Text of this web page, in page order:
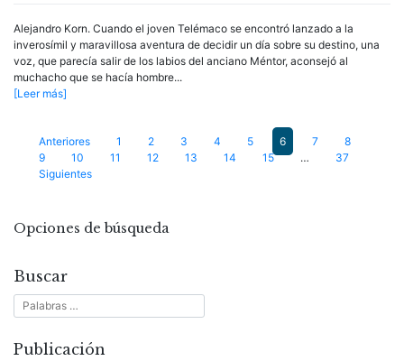
Alejandro Korn. Cuando el joven Telémaco se encontró lanzado a la
inverosímil y maravillosa aventura de decidir un día sobre su destino, una
voz, que parecía salir de los labios del anciano Méntor, aconsejó al
muchacho que se hacía hombre...
[Leer más]
Paginación
de
Anteriores 1 2 3 4 5 6 7
8
9
10 11 12 13 14 15 …
37
Siguientes
Opciones de búsqueda
Buscar
Publicación